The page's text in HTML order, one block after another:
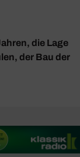
die Lage
der Bau der